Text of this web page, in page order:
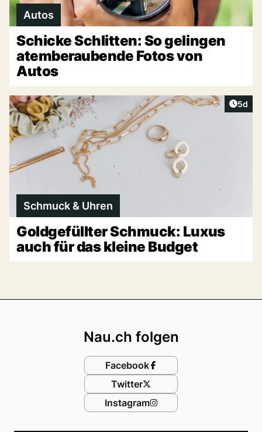
Autos
Schicke Schlitten: So gelingen
atemberaubende Fotos von
Autos
5d
Schmuck & Uhren
Goldgefüllter Schmuck: Luxus
auch für das kleine Budget
Nau.ch folgen
Facebook
Twitter
Instagram